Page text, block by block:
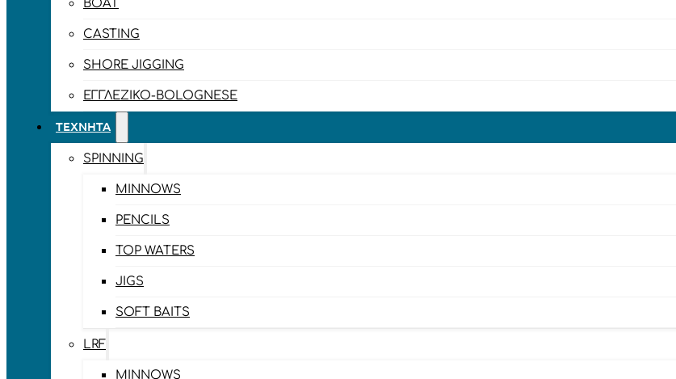
BOAT
CASTING
SHORE JIGGING
ΕΓΓΛΈΖΙΚΟ-BOLOGNESE
ΤΕΧΝΗΤΆ
SPINNING
MINNOWS
PENCILS
TOP WATERS
JIGS
SOFT BAITS
LRF
MINNOWS